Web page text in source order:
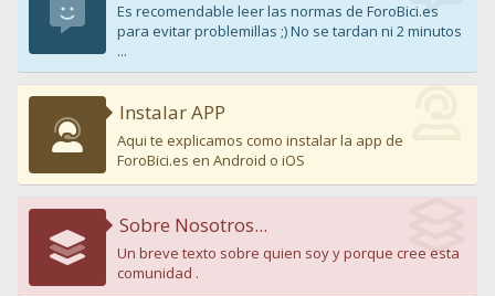
Es recomendable leer las normas de ForoBici.es
para evitar problemillas ;) No se tardan ni 2 minutos
...
Instalar APP
Aqui te explicamos como instalar la app de
ForoBici.es en Android o iOS
Sobre Nosotros...
Un breve texto sobre quien soy y porque cree esta
comunidad .